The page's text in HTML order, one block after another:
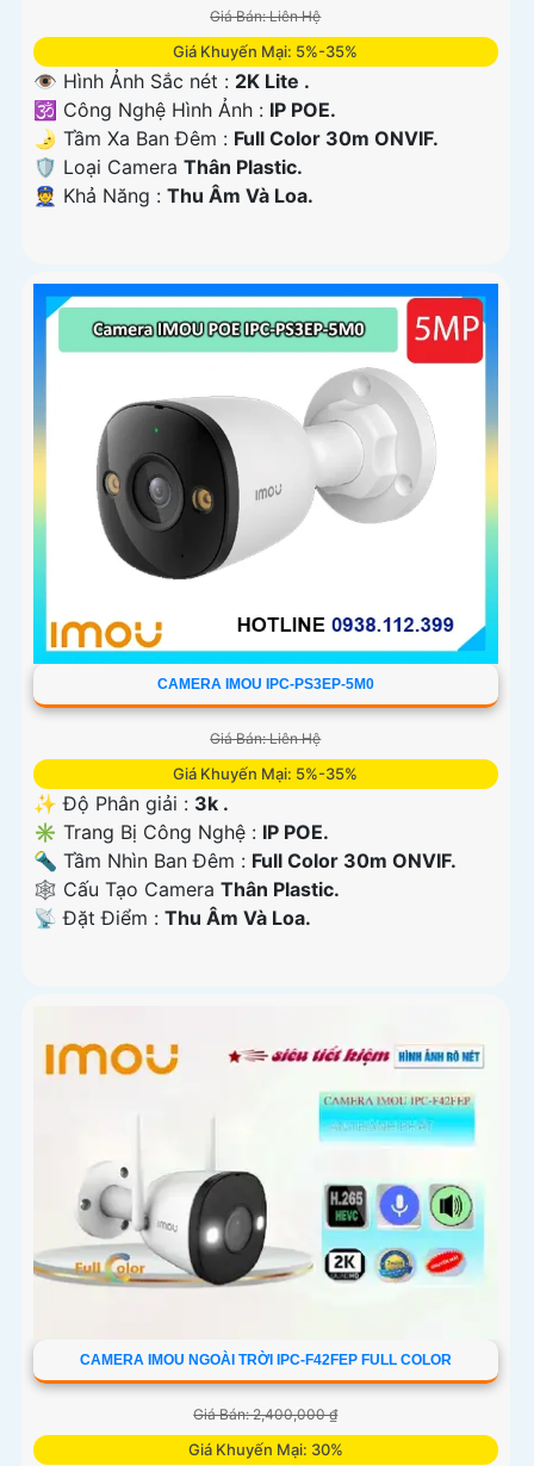
Giá Bán: Liên Hệ
Giá Khuyến Mại: 5%-35%
👁 Hình Ảnh Sắc nét : 2K Lite .
🕉️ Công Nghệ Hình Ảnh : IP POE.
🌛 Tầm Xa Ban Đêm : Full Color 30m ONVIF.
🛡 Loại Camera Thân Plastic.
️👮 Khả Năng : Thu Âm Và Loa.
CAMERA IMOU IPC-PS3EP-5M0
Giá Bán: Liên Hệ
Giá Khuyến Mại: 5%-35%
✨ Độ Phân giải : 3k .
✳️ Trang Bị Công Nghệ : IP POE.
🔦 Tầm Nhìn Ban Đêm : Full Color 30m ONVIF.
🕸️ Cấu Tạo Camera Thân Plastic.
️📡 Đặt Điểm : Thu Âm Và Loa.
CAMERA IMOU NGOÀI TRỜI IPC-F42FEP FULL COLOR
Giá Bán: 2,400,000 ₫
Giá Khuyến Mại: 30%